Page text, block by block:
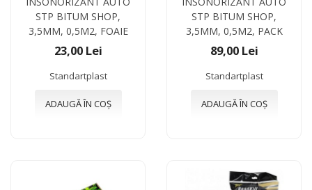
STP BITUM SHOP,
3,5MM, 0,5M2, FOAIE
23,00 Lei
Standartplast
ADAUGĂ ÎN COȘ
STP BITUM SHOP,
3,5MM, 0,5M2, PACK
89,00 Lei
Standartplast
ADAUGĂ ÎN COȘ